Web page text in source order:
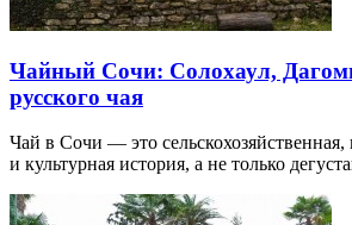
Чайный Сочи: Солохаул,
русского чая
Чай в Сочи — это сельскохозяйственная,
и культурная история, а не только